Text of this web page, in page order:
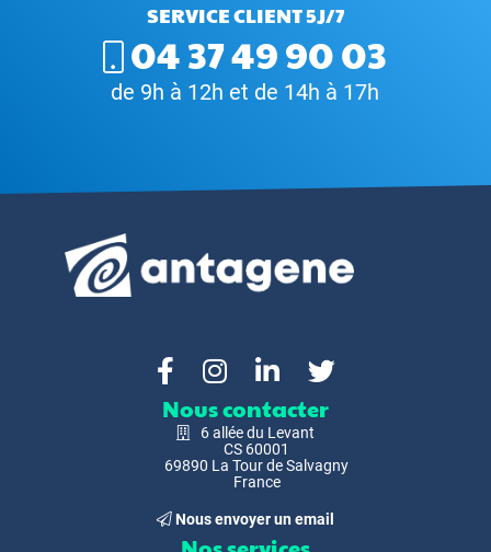
SERVICE CLIENT 5J/7
04 37 49 90 03
de 9h à 12h et de 14h à 17h
Nous contacter
6 allée du Levant
CS 60001
69890 La Tour de Salvagny
France
Nous envoyer un email